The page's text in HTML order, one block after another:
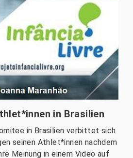
in Brasilien
in Brasilien verbittet sich
seinen Athlet*innen nachdem
Meinung in einem Video auf